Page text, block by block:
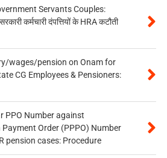
Servants Couples:
कर्मचारी दंपत्तियों के HRA कटौती
wages/pension on Onam for
CG Employees & Pensioners:
PPO Number against
Order (PPPO) Number
pension cases: Procedure